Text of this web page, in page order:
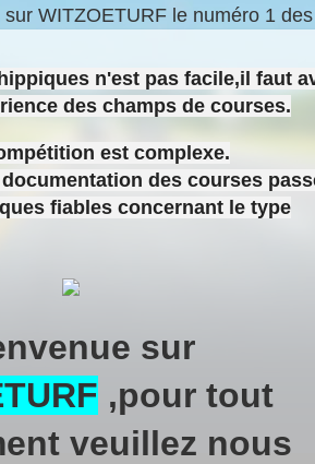
WITZOETURF le numéro 1
n'est pas facile,il faut
des champs de courses.
est complexe.
des courses
fiables concernant le type
sur
,pour tout
veuillez nous